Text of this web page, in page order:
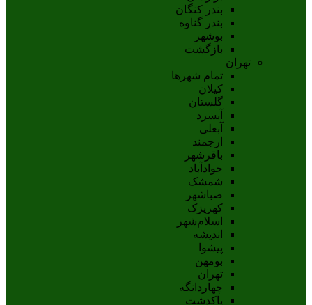
بندر کنگان
بندر گناوه
بوشهر
بازگشت
تهران
تمام شهر‌ها
کیلان
گلستان
آبسرد
آبعلی
ارجمند
باقرشهر
جوادآباد
شمشک
صباشهر
کهریزک
اسلام‌شهر
اندیشه
پيشوا
بومهن
تهران
چهاردانگه
پاکدشت